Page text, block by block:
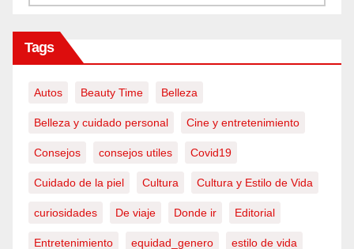
Tags
Autos Beauty Time Belleza
Belleza y cuidado personal Cine y entretenimiento
Consejos consejos utiles Covid19
Cuidado de la piel Cultura Cultura y Estilo de Vida
curiosidades De viaje Donde ir Editorial
Entretenimiento equidad_genero estilo de vida